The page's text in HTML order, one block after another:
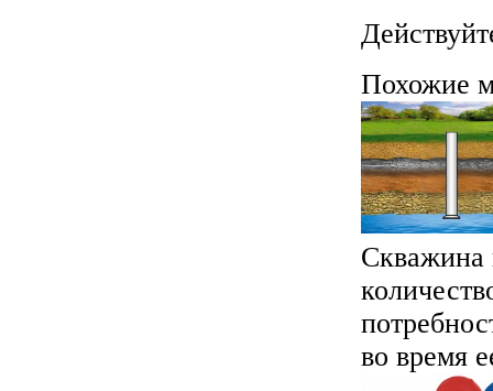
Похожие
Скважина
во время